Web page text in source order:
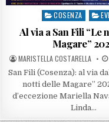
Posted in
COSENZA
Al via a San Fili “Le
Magare”
POSTED BY
MARISTELLA COSTARELLA
San Fili (Cosenza): al via
notti delle Magare”
d’eccezione Mariella
Linda…